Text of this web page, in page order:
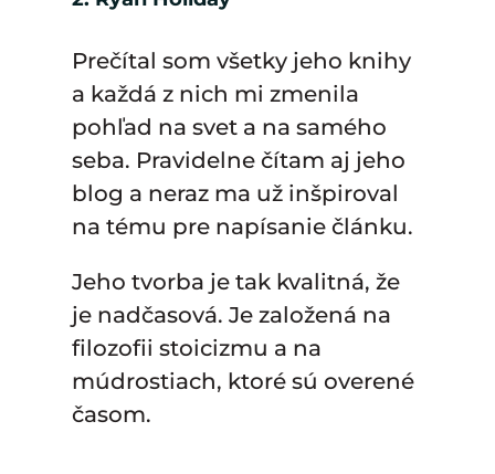
Prečítal som všetky jeho knihy
a každá z nich mi zmenila
pohľad na svet a na samého
seba. Pravidelne čítam aj jeho
blog a neraz ma už inšpiroval
na tému pre napísanie článku.
Jeho tvorba je tak kvalitná, že
je nadčasová. Je založená na
filozofii stoicizmu a na
múdrostiach, ktoré sú overené
časom.